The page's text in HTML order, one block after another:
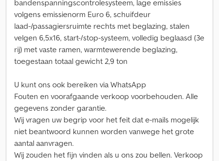
bandenspanningscontrolesysteem, lage emissies
volgens emissienorm Euro 6, schuifdeur
laad-/passagiersruimte rechts met beglazing, stalen
velgen 6,5x16, start-/stop-systeem, volledig beglaasd (3e
rij) met vaste ramen, warmtewerende beglazing,
toegestaan totaal gewicht 2,9 ton
U kunt ons ook bereiken via WhatsApp
Fouten en voorafgaande verkoop voorbehouden. Alle
gegevens zonder garantie.
Wij vragen uw begrip voor het feit dat e-mails mogelijk
niet beantwoord kunnen worden vanwege het grote
aantal aanvragen.
Wij zouden het fijn vinden als u ons zou bellen. Verkoop